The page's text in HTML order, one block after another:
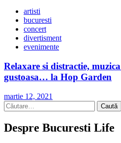
artisti
bucuresti
concert
divertisment
evenimente
Relaxare si distractie,
gustoasa… la Hop Garden
martie 12, 2021
Caută
după:
Despre Bucuresti Life